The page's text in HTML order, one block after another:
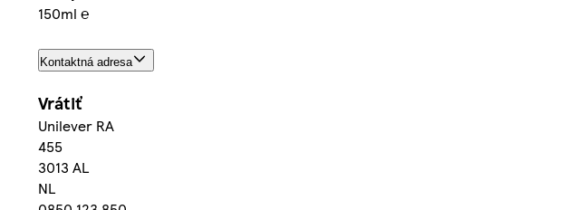
150ml ℮
Kontaktná adresa
Vrátiť
Unilever RA
455
3013 AL
NL